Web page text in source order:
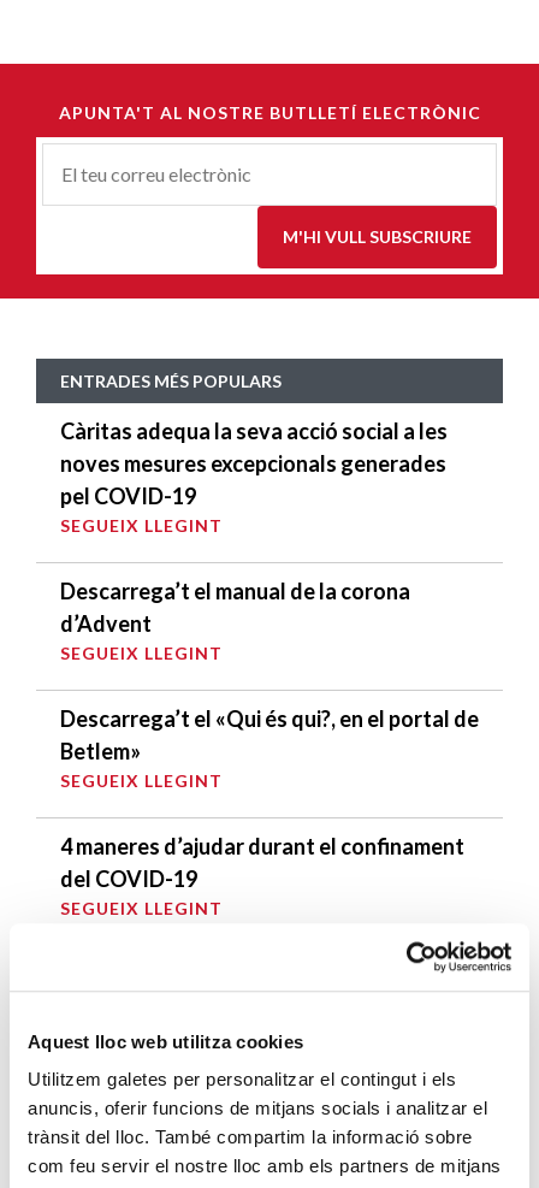
Aquest lloc web utilitza cookies
Utilitzem galetes per personalitzar el contingut i els
anuncis, oferir funcions de mitjans socials i analitzar el
trànsit del lloc. També compartim la informació sobre
com feu servir el nostre lloc amb els partners de mitjans
APUNTA'T AL NOSTRE BUTLLETÍ ELECTRÒNIC
Correu-
M'HI VULL SUBSCRIURE
ENTRADES MÉS POPULARS
Càritas adequa la seva acció social a les
noves mesures excepcionals generades
pel COVID-19
SEGUEIX LLEGINT
Descarrega’t el manual de la corona
d’Advent
SEGUEIX LLEGINT
Descarrega’t el «Qui és qui?, en el portal de
Betlem»
SEGUEIX LLEGINT
4 maneres d’ajudar durant el confinament
del COVID-19
SEGUEIX LLEGINT
ENTRADES RELACIONADES
Moda re- arriba a Mataró: una botiga de
roba amb compromís social
SEGUEIX LLEGINT
La COVID-19 desfà la recuperació del 2018